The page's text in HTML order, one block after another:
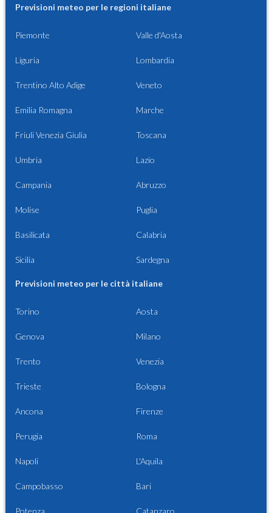
Previsioni meteo per le regioni italiane
Piemonte Valle d'Aosta
Liguria Lombardia
Trentino Alto Adige Veneto
Emilia Romagna Marche
Friuli Venezia Giulia Toscana
Umbria Lazio
Campania Abruzzo
Molise Puglia
Basilicata Calabria
Sicilia Sardegna
Previsioni meteo per le città italiane
Torino Aosta
Genova Milano
Trento Venezia
Trieste Bologna
Ancona Firenze
Perugia Roma
Napoli L'Aquila
Campobasso Bari